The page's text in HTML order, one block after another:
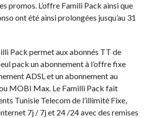
promos. L’offre Famili Pack ainsi que
ont été ainsi prolongées jusqu’au 31
Pack permet aux abonnés TT de
pack un abonnement à l’offre fixe
ADSL et un abonnement au
MOBI Max. Le Familli Pack fait
Tunisie Telecom de l’illimité Fixe,
7j / 7j et 24 /24 avec des remises